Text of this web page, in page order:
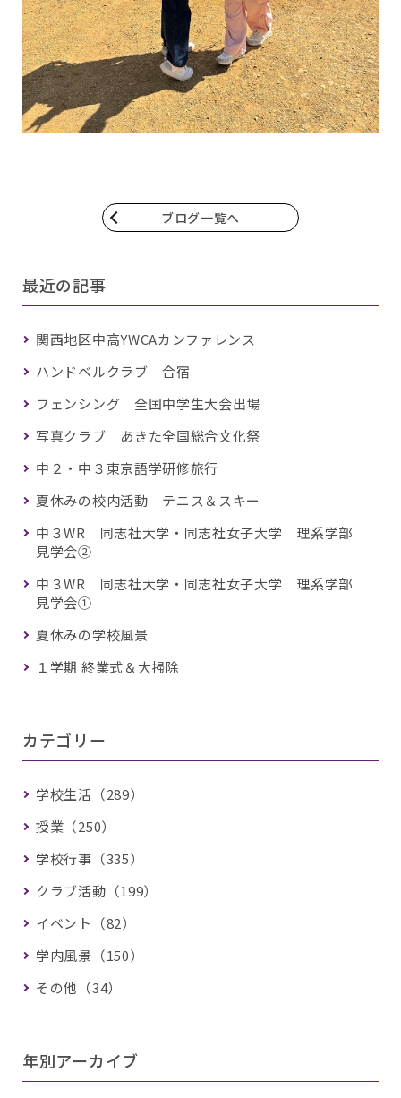
ブログ一覧へ
最近の記事
関西地区中高YWCAカンファレンス
ハンドベルクラブ 合宿
フェンシング 全国中学生大会出場
写真クラブ あきた全国総合文化祭
中２・中３東京語学研修旅行
夏休みの校内活動 テニス＆スキー
中３WR 同志社大学・同志社女子大学 理系学部
見学会②
中３WR 同志社大学・同志社女子大学 理系学部
見学会①
夏休みの学校風景
１学期 終業式＆大掃除
カテゴリー
学校生活（289）
授業（250）
学校行事（335）
クラブ活動（199）
イベント（82）
学内風景（150）
その他（34）
年別アーカイブ